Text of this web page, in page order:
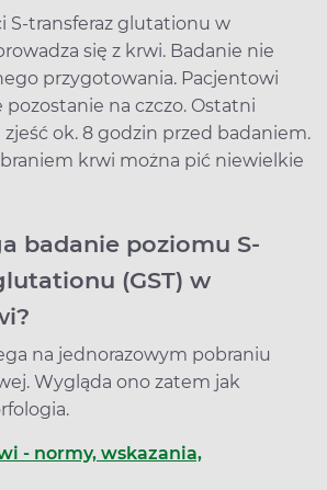
S-transferaz glutationu w
się z krwi. Badanie nie
przygotowania. Pacjentowi
pozostanie na czczo. Ostatni
ok. 8 godzin przed badaniem.
krwi można pić niewielkie
badanie poziomu S-
(GST) w
na jednorazowym pobraniu
Wygląda ono zatem jak
- normy, wskazania,